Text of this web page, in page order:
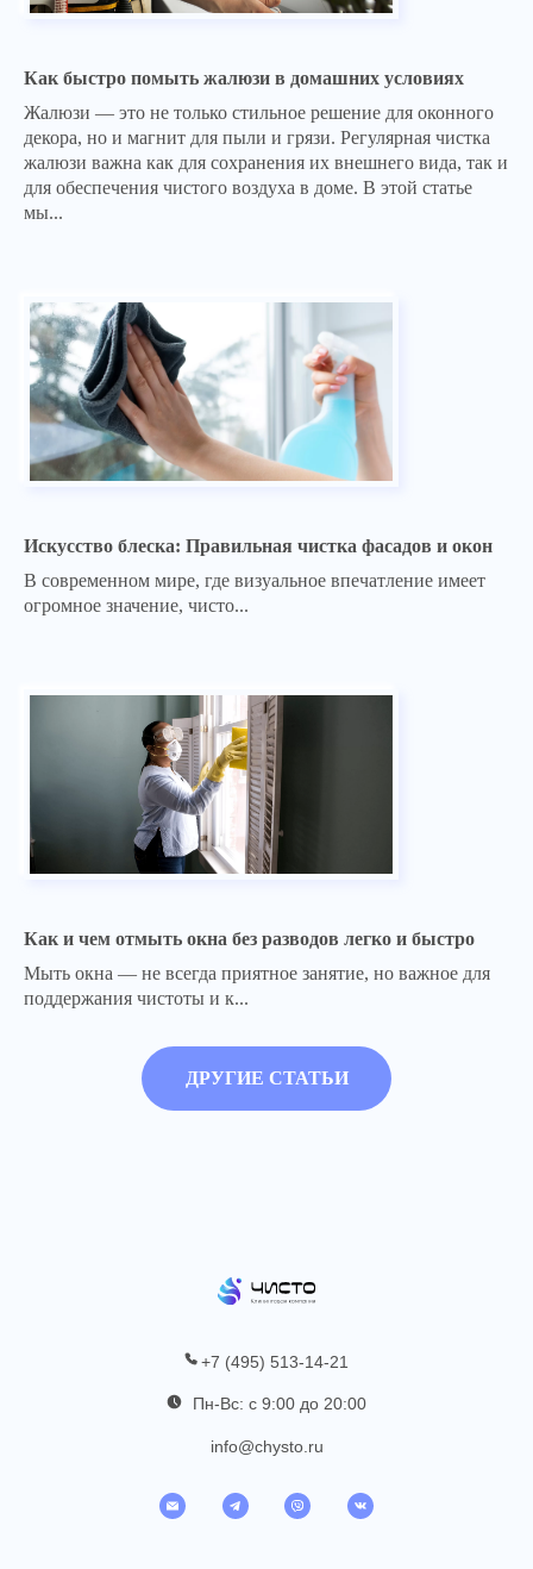
Как быстро помыть жалюзи в домашних условиях
Жалюзи — это не только стильное решение для оконного
декора, но и магнит для пыли и грязи. Регулярная чистка
жалюзи важна как для сохранения их внешнего вида, так и
для обеспечения чистого воздуха в доме. В этой статье
мы...
Искусство блеска: Правильная чистка фасадов и окон
В современном мире, где визуальное впечатление имеет
огромное значение, чисто...
Как и чем отмыть окна без разводов легко и быстро
Мыть окна — не всегда приятное занятие, но важное для
поддержания чистоты и к...
ДРУГИЕ СТАТЬИ
+7 (495) 513-14-21
Пн-Вс: с 9:00 до 20:00
info@chysto.ru